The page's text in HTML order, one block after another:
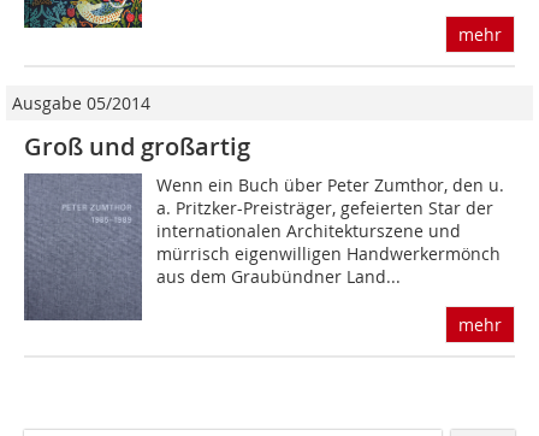
mehr
Ausgabe 05/2014
Groß und großartig
Wenn ein Buch über Peter Zumthor, den u.
a. Pritzker-Preisträger, gefeierten Star der
internationalen Architekturszene und
mürrisch eigenwilligen Handwerkermönch
aus dem Graubündner Land...
mehr